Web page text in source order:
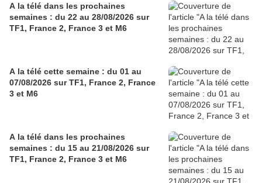
A la télé dans les prochaines
semaines : du 22 au 28/08/2026 sur
TF1, France 2, France 3 et M6
A la télé cette semaine : du 01 au
07/08/2026 sur TF1, France 2, France
3 et M6
A la télé dans les prochaines
semaines : du 15 au 21/08/2026 sur
TF1, France 2, France 3 et M6